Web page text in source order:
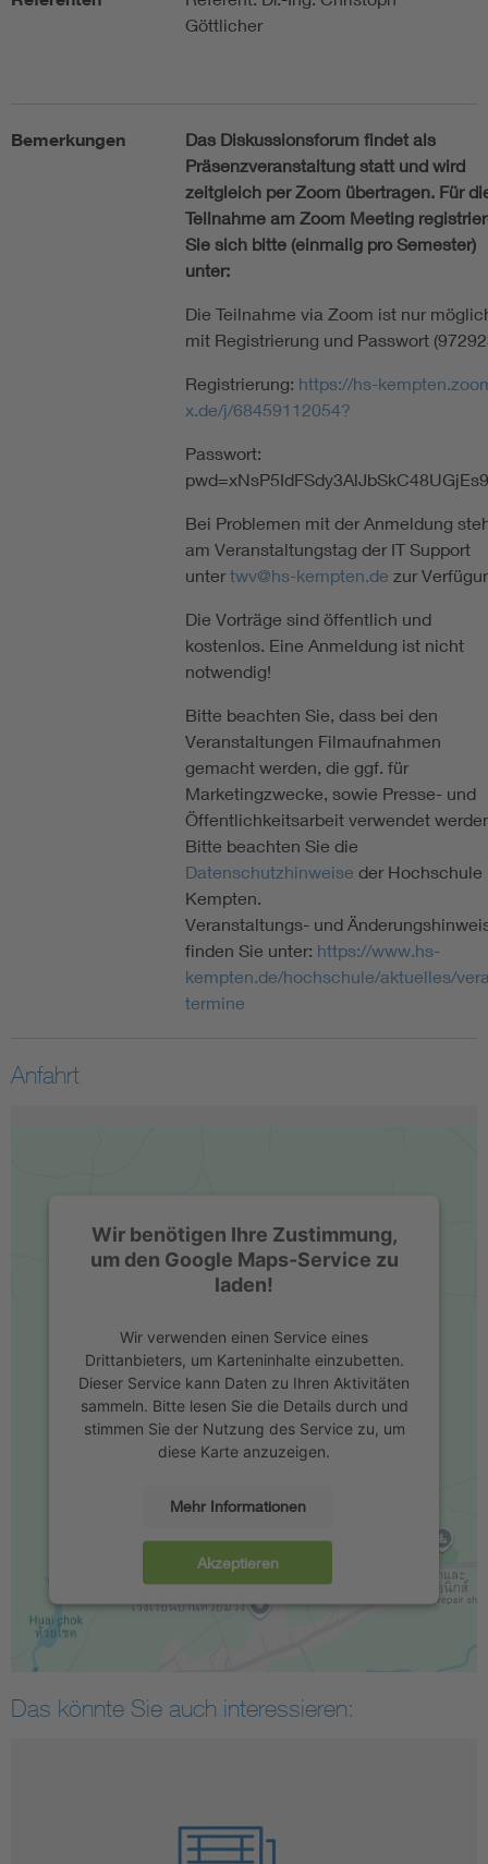
Göttlicher
Bemerkungen
Das Diskussionsforum findet als
Präsenzveranstaltung statt und wird
zeitgleich per Zoom übertragen. Für
Teilnahme am Zoom Meeting
Sie sich bitte (einmalig pro Semester)
unter:
Die Teilnahme via Zoom ist nur
mit Registrierung und Passwort
Registrierung: https://hs-
x.de/j/68459112054?
Passwort:
Bei Problemen mit der Anmeldung
am Veranstaltungstag der IT Support
untertwv@hs-kempten.de zur
Die Vorträge sind öffentlich und
kostenlos. Eine Anmeldung ist nicht
notwendig!
Bitte beachten Sie, dass bei den
Veranstaltungen Filmaufnahmen
gemacht werden, die ggf. für
Marketingzwecke, sowie Presse- und
Öffentlichkeitsarbeit verwendet
Bitte beachten Sie die
Datenschutzhinweise der Hochschule
Kempten.
Veranstaltungs- und
finden Sie unter: https://www.hs-
kempten.de/hochschule/aktuelles/
termine
Anfahrt
Wir benötigen Ihre Zustimmung,
um den Google Maps-Service zu
laden!
Wir verwenden einen Service eines
Drittanbieters, um Karteninhalte einzubetten.
Dieser Service kann Daten zu Ihren Aktivitäten
sammeln. Bitte lesen Sie die Details durch und
stimmen Sie der Nutzung des Service zu, um
diese Karte anzuzeigen.
Mehr Informationen
Akzeptieren
Das könnte Sie auch interessieren: